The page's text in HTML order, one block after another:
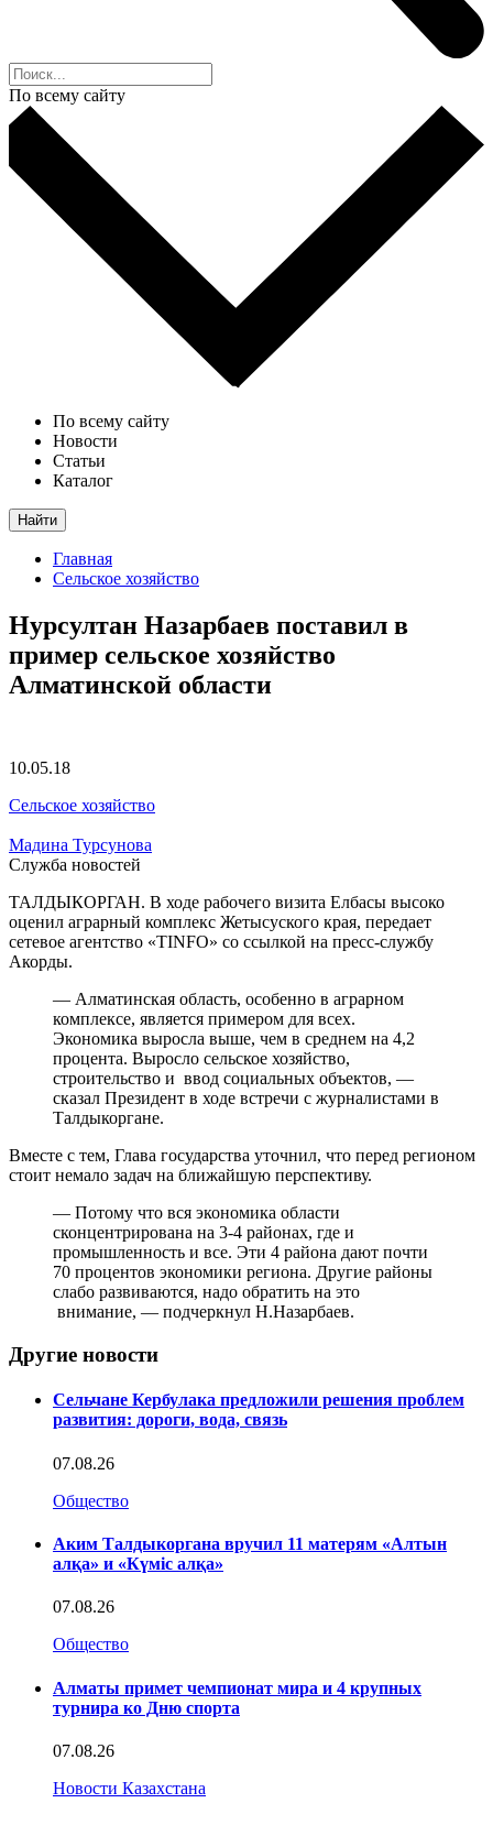
По всему сайту
По всему сайту
Новости
Статьи
Каталог
Найти
Главная
Сельское хозяйство
Нурсултан Назарбаев поставил в
пример сельское хозяйство
Алматинской области
10.05.18
Сельское хозяйство
Мадина Турсунова
Служба новостей
ТАЛДЫКОРГАН. В ходе рабочего визита Елбасы высоко
оценил аграрный комплекс Жетысуского края, передает
сетевое агентство «TINFO» со ссылкой на пресс-службу
Акорды.
— Алматинская область, особенно в аграрном
комплексе, является примером для всех.
Экономика выросла выше, чем в среднем на 4,2
процента. Выросло сельское хозяйство,
строительство и ввод социальных объектов, —
сказал Президент в ходе встречи с журналистами в
Талдыкоргане.
Вместе с тем, Глава государства уточнил, что перед регионом
стоит немало задач на ближайшую перспективу.
— Потому что вся экономика области
сконцентрирована на 3-4 районах, где и
промышленность и все. Эти 4 района дают почти
70 процентов экономики региона. Другие районы
слабо развиваются, надо обратить на это
внимание, — подчеркнул Н.Назарбаев.
Другие новости
Сельчане Кербулака предложили решения проблем
развития: дороги, вода, связь
07.08.26
Общество
Аким Талдыкоргана вручил 11 матерям «Алтын
алқа» и «Күміс алқа»
07.08.26
Общество
Алматы примет чемпионат мира и 4 крупных
турнира ко Дню спорта
07.08.26
Новости Казахстана